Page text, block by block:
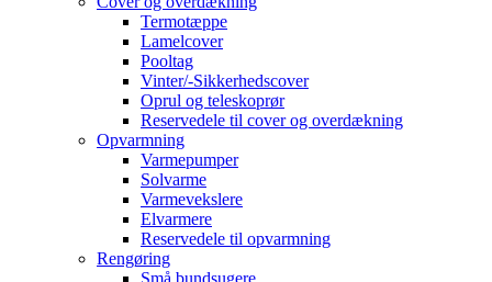
Termotæppe
Lamelcover
Pooltag
Vinter/-Sikkerhedscover
Oprul og teleskoprør
Reservedele til cover og overdækning
Opvarmning
Varmepumper
Solvarme
Varmevekslere
Elvarmere
Reservedele til opvarmning
Rengøring
Små bundsugere